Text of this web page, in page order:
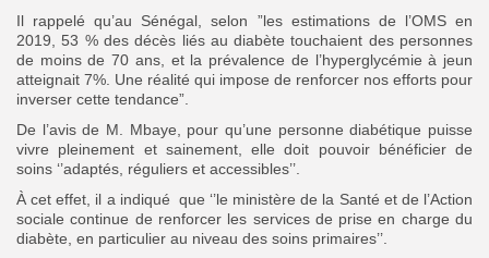
Il rappelé qu’au Sénégal, selon ”les estimations de l’OMS en
2019, 53 % des décès liés au diabète touchaient des personnes
de moins de 70 ans, et la prévalence de l’hyperglycémie à jeun
atteignait 7%. Une réalité qui impose de renforcer nos efforts pour
inverser cette tendance”.
De l’avis de M. Mbaye, pour qu’une personne diabétique puisse
vivre pleinement et sainement, elle doit pouvoir bénéficier de
soins ‘’adaptés, réguliers et accessibles’’.
À cet effet, il a indiqué que ‘’le ministère de la Santé et de l’Action
sociale continue de renforcer les services de prise en charge du
diabète, en particulier au niveau des soins primaires’’.